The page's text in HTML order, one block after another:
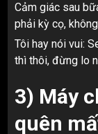
Cảm giác sau
phải kỳ cọ,
Tôi hay nói vui:
thì thôi, đừng lo
3) Máy
quên